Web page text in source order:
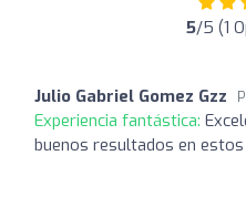
5/5 (1
Julio Gabriel Gomez Gzz
Experiencia fantástica:
buenos resultados en